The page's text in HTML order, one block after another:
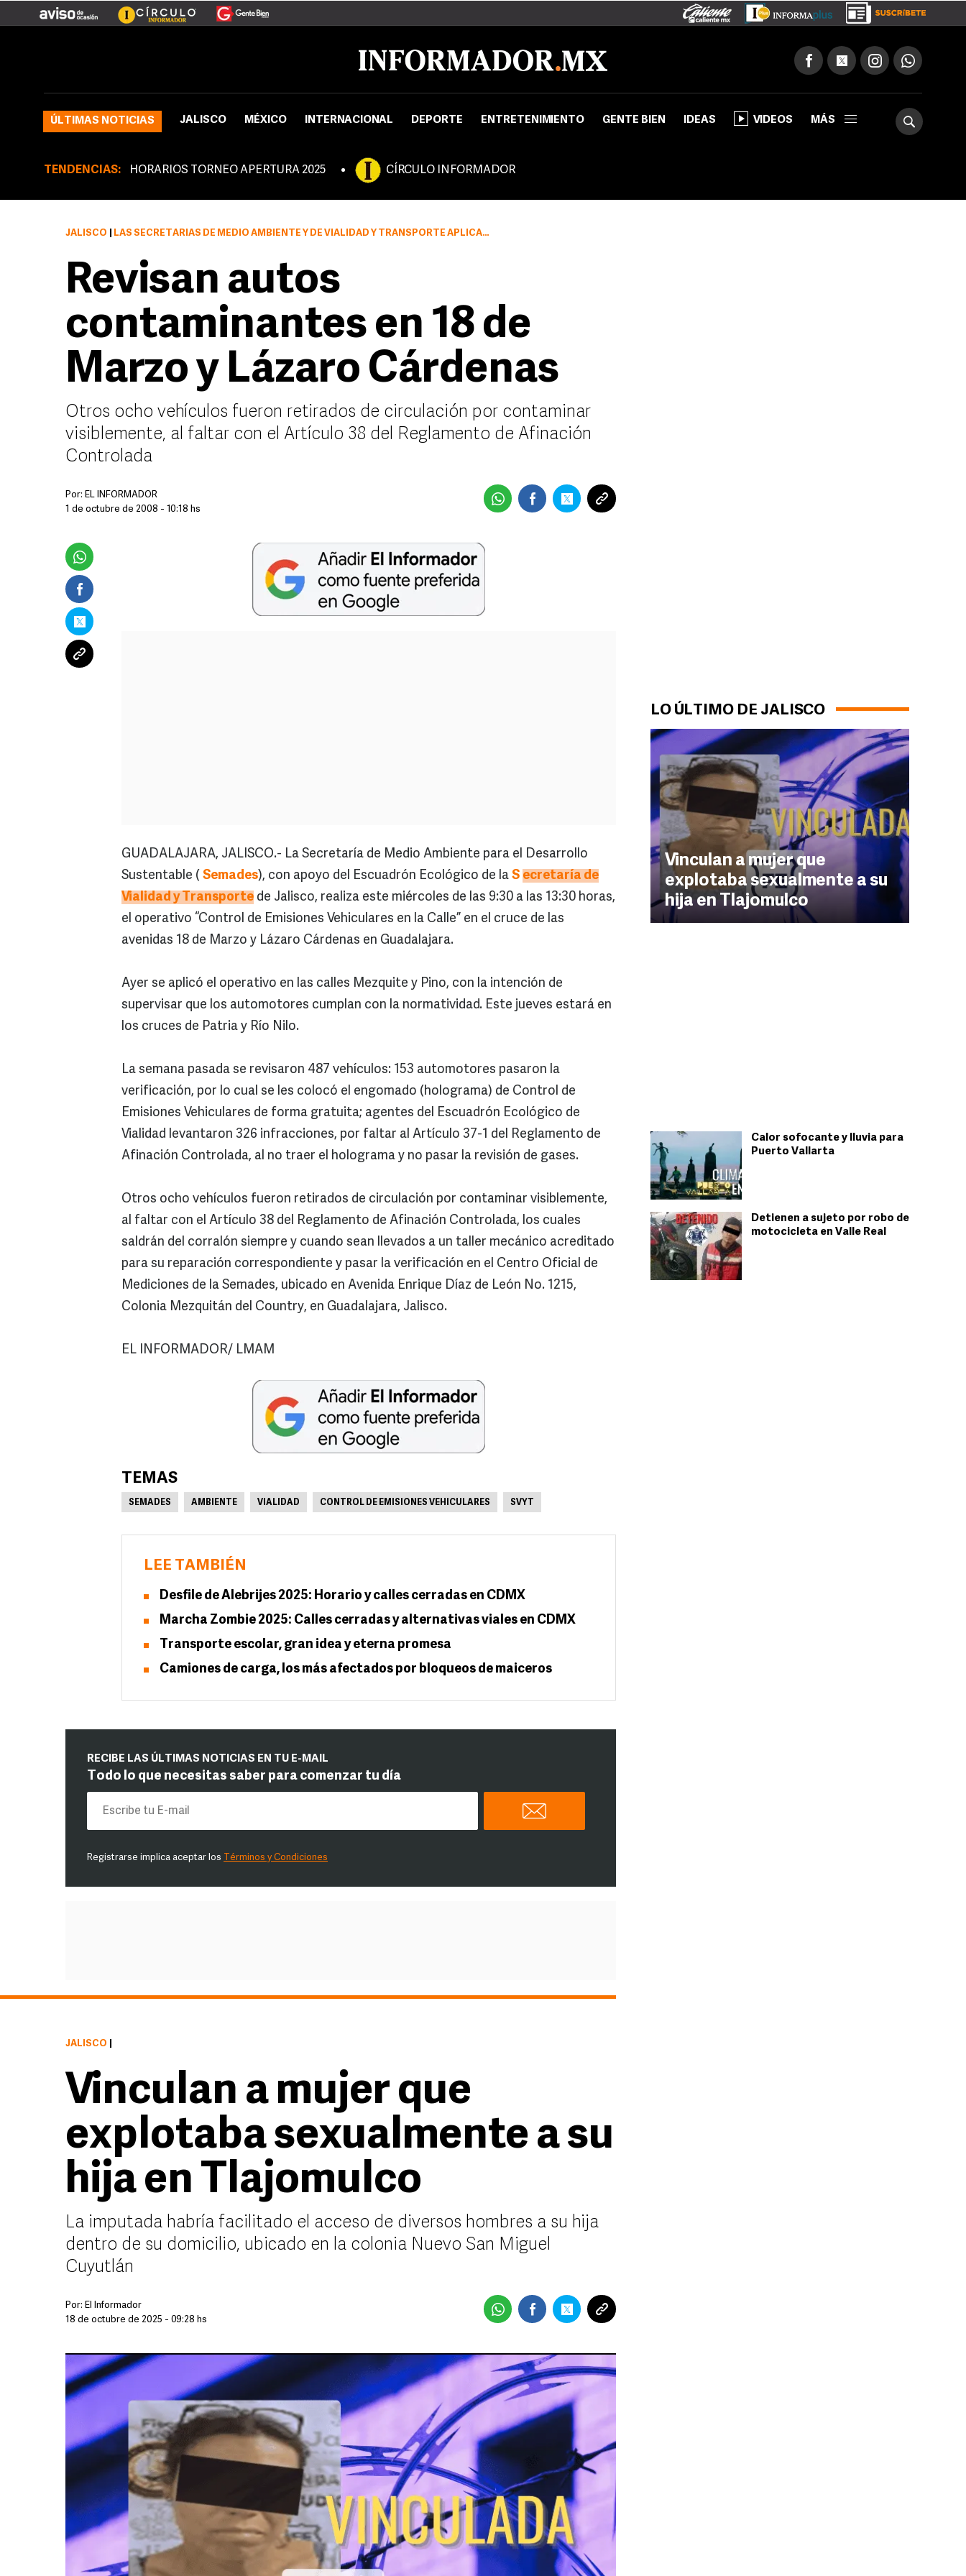
ÚLTIMAS NOTICIAS JALISCO MÉXICO INTERNACIONAL DEPORTE ENTRETENIMIENTO GENTE BIEN IDEAS VIDEOS MÁS
TENDENCIAS: HORARIOS TORNEO APERTURA 2025 CÍRCULO INFORMADOR
LO ÚLTIMO DE JALISCO
Vinculan a mujer que
explotaba sexualmente a su
hija en Tlajomulco
Calor sofocante y lluvia para
Puerto Vallarta
Detienen a sujeto por robo de
motocicleta en Valle Real
JALISCO LAS SECRETARÍAS DE MEDIO AMBIENTE Y DE VIALIDAD Y TRANSPORTE APLICAN EL OPERATIVO “CONTROL DE EMISIONES VEHICULARES EN LA CALLE”
Revisan autos
contaminantes en 18 de
Marzo y Lázaro Cárdenas
Otros ocho vehículos fueron retirados de circulación por contaminar
visiblemente, al faltar con el Artículo 38 del Reglamento de Afinación
Controlada
Por: EL INFORMADOR
1 de octubre de 2008 - 10:18 hs
GUADALAJARA, JALISCO.- La Secretaría de Medio Ambiente para el Desarrollo
Sustentable ( Semades), con apoyo del Escuadrón Ecológico de la S ecretaría de
Vialidad y Transporte de Jalisco, realiza este miércoles de las 9:30 a las 13:30 horas,
el operativo “Control de Emisiones Vehiculares en la Calle” en el cruce de las
avenidas 18 de Marzo y Lázaro Cárdenas en Guadalajara.
Ayer se aplicó el operativo en las calles Mezquite y Pino, con la intención de
supervisar que los automotores cumplan con la normatividad. Este jueves estará en
los cruces de Patria y Río Nilo.
La semana pasada se revisaron 487 vehículos: 153 automotores pasaron la
verificación, por lo cual se les colocó el engomado (holograma) de Control de
Emisiones Vehiculares de forma gratuita; agentes del Escuadrón Ecológico de
Vialidad levantaron 326 infracciones, por faltar al Artículo 37-1 del Reglamento de
Afinación Controlada, al no traer el holograma y no pasar la revisión de gases.
Otros ocho vehículos fueron retirados de circulación por contaminar visiblemente,
al faltar con el Artículo 38 del Reglamento de Afinación Controlada, los cuales
saldrán del corralón siempre y cuando sean llevados a un taller mecánico acreditado
para su reparación correspondiente y pasar la verificación en el Centro Oficial de
Mediciones de la Semades, ubicado en Avenida Enrique Díaz de León No. 1215,
Colonia Mezquitán del Country, en Guadalajara, Jalisco.
EL INFORMADOR/ LMAM
TEMAS
SEMADES AMBIENTE VIALIDAD CONTROL DE EMISIONES VEHICULARES SVYT
LEE TAMBIÉN
Desfile de Alebrijes 2025: Horario y calles cerradas en CDMX
Marcha Zombie 2025: Calles cerradas y alternativas viales en CDMX
Transporte escolar, gran idea y eterna promesa
Camiones de carga, los más afectados por bloqueos de maiceros
RECIBE LAS ÚLTIMAS NOTICIAS EN TU E-MAIL
Todo lo que necesitas saber para comenzar tu día
Registrarse implica aceptar los Términos y Condiciones
JALISCO
Vinculan a mujer que
explotaba sexualmente a su
hija en Tlajomulco
La imputada habría facilitado el acceso de diversos hombres a su hija
dentro de su domicilio, ubicado en la colonia Nuevo San Miguel
Cuyutlán
Por: El Informador
18 de octubre de 2025 - 09:28 hs